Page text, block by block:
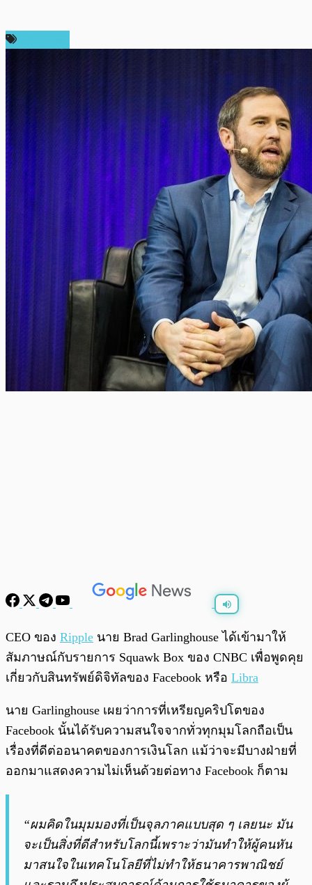
0:00 0:00
CEO ของ Ripple นาย Brad Garlinghouse ได้เข้ามาให้
สัมภาษณ์กับรายการ Squawk Box ของ CNBC เพื่อพูดคุย
เกี่ยวกับสินทรัพย์ดิจิทัลของ Facebook หรือ Libra
นาย Garlinghouse เผยว่าการที่เหรียญคริปโตของ
Facebook นั้นได้รับความสนใจจากทั่วทุกมุมโลกถือเป็น
เรื่องที่ดีต่ออนาคตของการเงินโลก แม้ว่าจะมีบางฝ่ายที่
ออกมาแสดงความไม่เห็นด้วยต่อทาง Facebook ก็ตาม
“ผมคิดในมุมมองที่เป็นจุลภาคแบบสุด ๆ เลยนะ มัน
จะเป็นสิ่งที่ดีสำหรับโลกนี้เพราะว่ามันทำให้ผู้คนหัน
มาสนใจในเทคโนโลยีที่ไม่ทำให้ธนาคารพาณิชย์